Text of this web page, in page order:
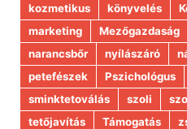
kozmetikus
könyvelés
marketing
Mezőgazdaság
narancsbőr
nyílászáró
petefészek
Pszichológus
sminktetoválás
szoli
tetőjavítás
Támogatás